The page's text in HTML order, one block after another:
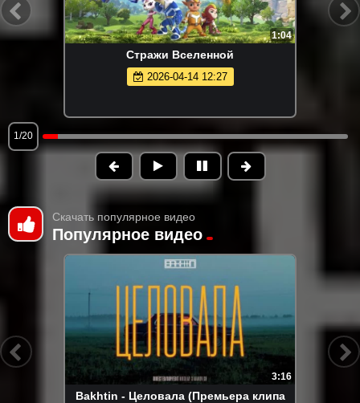
1:04
Стражи Вселенной
2026-04-14 12:27
1/20
Скачать популярное видео
Популярное видео
3:16
Bakhtin - Целовала (Премьера клипа